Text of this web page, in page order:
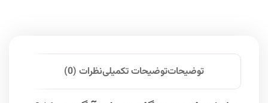
توضیحاتتوضیحات تکمیلینظرات (0)